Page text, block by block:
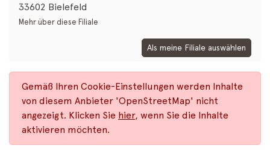
33602 Bielefeld
Mehr über diese Filiale
Als meine Filiale auswählen
Gemäß Ihren Cookie-Einstellungen werden Inhalte
von diesem Anbieter 'OpenStreetMap' nicht
angezeigt. Klicken Sie hier, wenn Sie die Inhalte
aktivieren möchten.